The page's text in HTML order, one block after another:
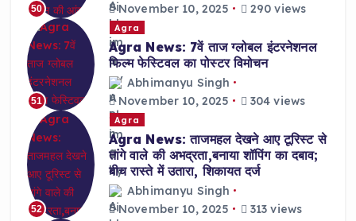
50
November 10, 2025
290 views
51
Agra
Agra News: 7वें ताज ग्लोबल इंटरनेशनल
फिल्म फेस्टिवल का पोस्टर विमोचन
Abhimanyu Singh
November 10, 2025
304 views
52
Agra
Agra News: ताजमहल देखने आए टूरिस्ट से
तांगे वाले की अभद्रता,बनाया शॉपिंग का दबाव;
बीच रास्ते में उतारा, शिकायत दर्ज
Abhimanyu Singh
November 10, 2025
313 views